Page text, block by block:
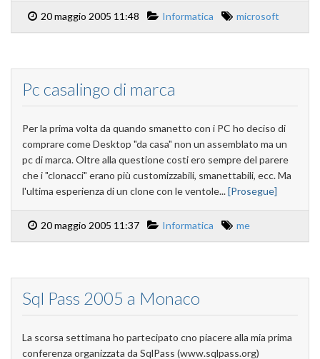
20 maggio 2005 11:48 Informatica microsoft
Pc casalingo di marca
Per la prima volta da quando smanetto con i PC ho deciso di
comprare come Desktop "da casa" non un assemblato ma un
pc di marca. Oltre alla questione costi ero sempre del parere
che i "clonacci" erano più customizzabili, smanettabili, ecc. Ma
l'ultima esperienza di un clone con le ventole...[Prosegue]
20 maggio 2005 11:37 Informatica me
Sql Pass 2005 a Monaco
La scorsa settimana ho partecipato cno piacere alla mia prima
conferenza organizzata da SqlPass (www.sqlpass.org)